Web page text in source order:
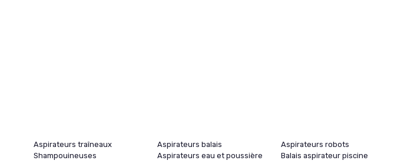
Aspirateurs traîneaux Aspirateurs balais Aspirateurs robots
Shampouineuses
Aspirateurs eau et poussière Balais aspirateur piscine